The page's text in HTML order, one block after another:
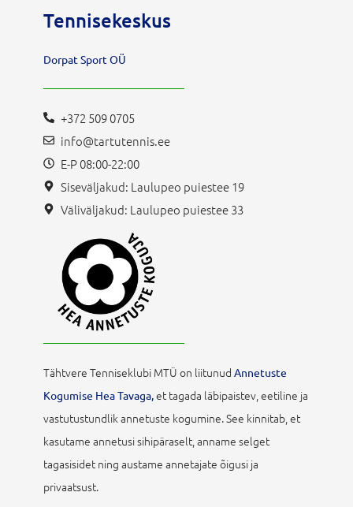
Tennisekeskus
Dorpat Sport OÜ
+372 509 0705
info@tartutennis.ee
E-P 08:00-22:00
Siseväljakud: Laulupeo puiestee 19
Väliväljakud: Laulupeo puiestee 33
Tähtvere Tenniseklubi MTÜ on liitunud Annetuste
Kogumise Hea Tavaga,et tagada läbipaistev, eetiline ja
vastutustundlik annetuste kogumine. See kinnitab, et
kasutame annetusi sihipäraselt, anname selget
tagasisidet ning austame annetajate õigusi ja
privaatsust.